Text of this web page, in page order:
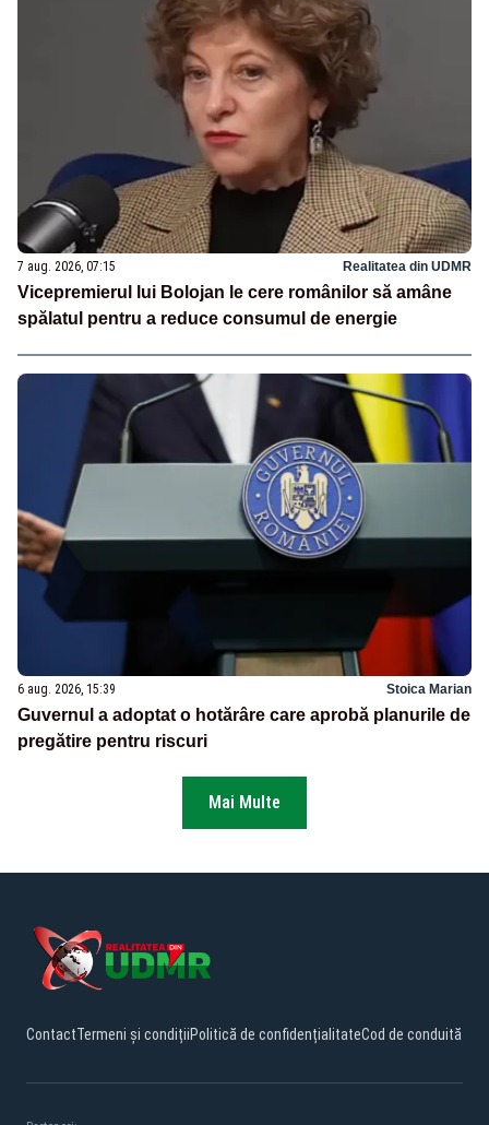
7 aug. 2026, 07:15 Realitatea din UDMR
Vicepremierul lui Bolojan le cere românilor să amâne
spălatul pentru a reduce consumul de energie
6 aug. 2026, 15:39 Stoica Marian
Guvernul a adoptat o hotărâre care aprobă planurile de
pregătire pentru riscuri
Mai Multe
ContactTermeni și condițiiPolitică de confidențialitateCod de conduită